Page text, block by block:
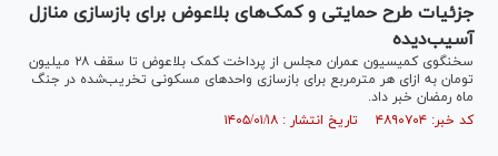
جزئیات طرح حمایتی و کمک‌های بلاعوض برای بازسازی منازل
آسیب‌دیده
سخنگوی کمیسیون عمران مجلس از پرداخت کمک بلاعوض تا سقف ۲۸ میلیون
تومان به ازای هر مترمربع برای بازسازی واحدهای مسکونی تخریب‌شده در جنگ
ماه رمضان خبر داد.
کد خبر: ۴۸۹۰۷۰۴ تاریخ انتشار : ۱۴۰۵/۰۱/۱۸